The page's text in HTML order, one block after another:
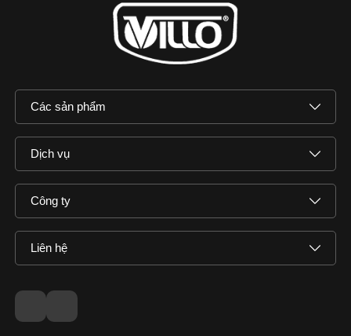
Các sản phẩm
Dịch vụ
Công ty
Liên hệ